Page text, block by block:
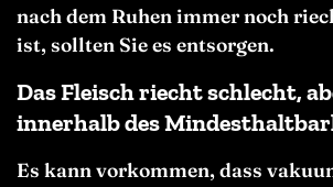
nach dem Ruhen immer noch
ist, sollten Sie es entsorgen.
Das Fleisch riecht schlecht,
innerhalb des
Es kann vorkommen, dass